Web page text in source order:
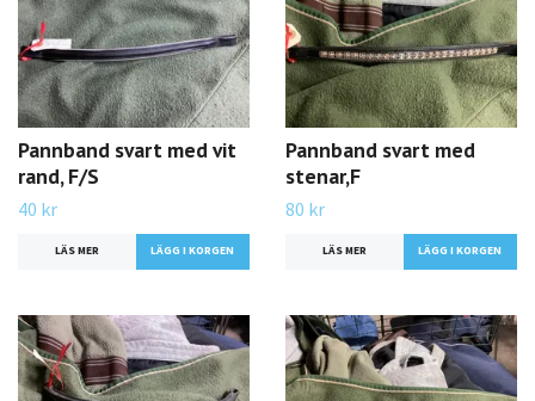
Pannband svart med vit
rand, F/S
40 kr
LÄS MER
Pannband svart med
stenar,F
80 kr
LÄS MER